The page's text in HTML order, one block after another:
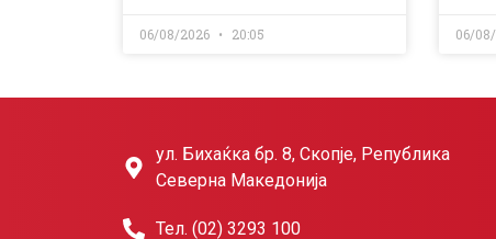
06/08/2026 20:05 06/
ул. Бихаќка бр. 8, Скопје, Република
Северна Македонија
Тел. (02) 3293 100